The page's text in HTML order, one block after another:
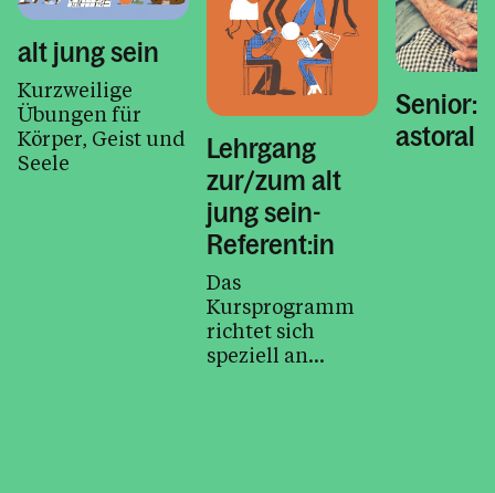
alt jung sein
Kurzweilige
Übungen für
Körper, Geist und
Seele
Lehrgang
zur/zum alt
jung sein-
Referent:in
Das
Kursprogramm
richtet sich
speziell an
astoral